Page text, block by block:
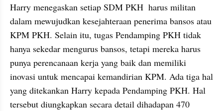
Harry menegaskan setiap SDM PKH  harus militan
dalam mewujudkan kesejahteraan penerima bansos atau
KPM PKH. Selain itu, tugas Pendamping PKH tidak
hanya sekedar mengurus bansos, tetapi mereka harus
punya perencanaan kerja yang baik dan memiliki
inovasi untuk mencapai kemandirian KPM. Ada tiga hal
yang ditekankan Harry kepada Pendamping PKH. Hal
tersebut diungkapkan secara detail dihadapan 470